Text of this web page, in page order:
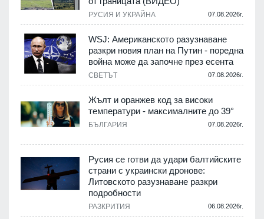
РУСИЯ И УКРАЙНА 07.08.2026г.
WSJ: Американското разузнаване
разкри новия план на Путин - поредна
война може да започне през есента
СВЕТЪТ 07.08.2026г.
Жълт и оранжев код за високи
температури - максималните до 39°
БЪЛГАРИЯ 07.08.2026г.
Русия се готви да удари балтийските
страни с украински дронове:
Литовското разузнаване разкри
подробности
РАЗКРИТИЯ 06.08.2026г.